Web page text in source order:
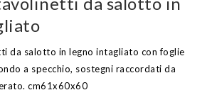
da salotto in legno intagliato con foglie
a specchio, sostegni raccordati da
cm61x60x60